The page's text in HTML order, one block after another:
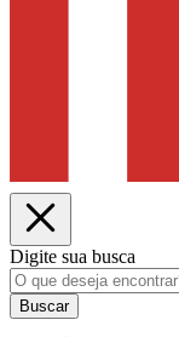
Digite sua busca
Buscar